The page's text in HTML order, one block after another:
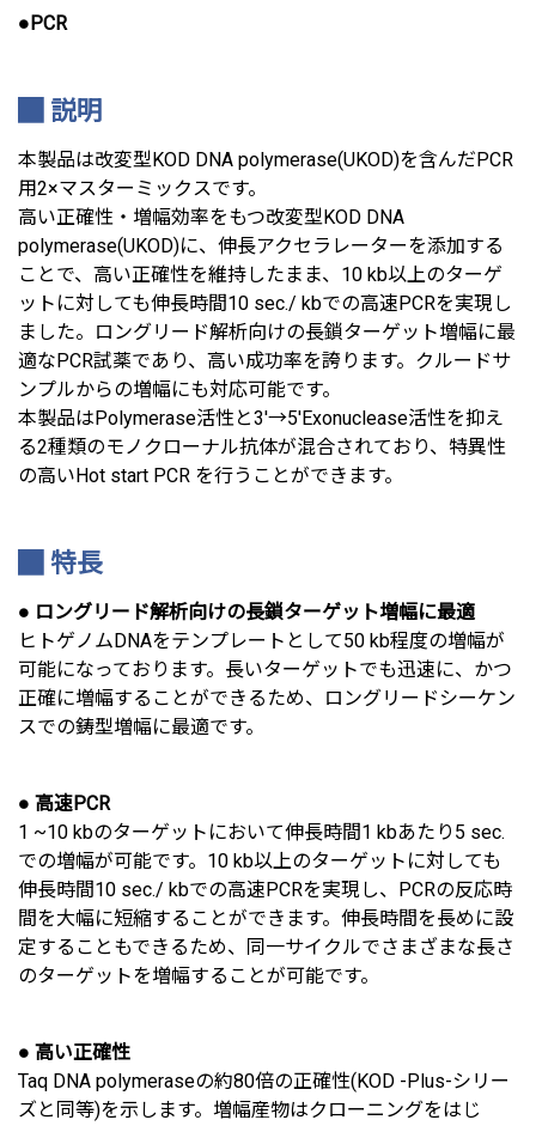
●PCR
説明
本製品は改変型KOD DNA polymerase(UKOD)を含んだPCR
用2×マスターミックスです。
高い正確性・増幅効率をもつ改変型KOD DNA
polymerase(UKOD)に、伸長アクセラレーターを添加する
ことで、高い正確性を維持したまま、10 kb以上のターゲ
ットに対しても伸長時間10 sec./ kbでの高速PCRを実現し
ました。ロングリード解析向けの長鎖ターゲット増幅に最
適なPCR試薬であり、高い成功率を誇ります。クルードサ
ンプルからの増幅にも対応可能です。
本製品はPolymerase活性と3'→5'Exonuclease活性を抑え
る2種類のモノクローナル抗体が混合されており、特異性
の高いHot start PCR を行うことができます。
特長
● ロングリード解析向けの長鎖ターゲット増幅に最適
ヒトゲノムDNAをテンプレートとして50 kb程度の増幅が
可能になっております。長いターゲットでも迅速に、かつ
正確に増幅することができるため、ロングリードシーケン
スでの鋳型増幅に最適です。
● 高速PCR
1 ~10 kbのターゲットにおいて伸長時間1 kbあたり5 sec.
での増幅が可能です。10 kb以上のターゲットに対しても
伸長時間10 sec./ kbでの高速PCRを実現し、PCRの反応時
間を大幅に短縮することができます。伸長時間を長めに設
定することもできるため、同一サイクルでさまざまな長さ
のターゲットを増幅することが可能です。
● 高い正確性
Taq DNA polymeraseの約80倍の正確性(KOD -Plus-シリー
ズと同等)を示します。増幅産物はクローニングをはじ